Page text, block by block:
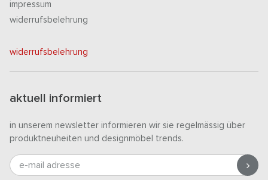
impressum
widerrufsbelehrung
widerrufsbelehrung
aktuell informiert
in unserem newsletter informieren wir sie regelmässig über
produktneuheiten und designmöbel trends.
e-mail adresse